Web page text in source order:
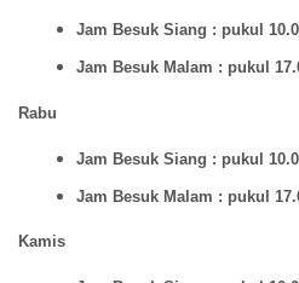
Jam Besuk Siang : pukul
Jam Besuk Malam : pukul
Rabu
Jam Besuk Siang : pukul
Jam Besuk Malam : pukul
Kamis